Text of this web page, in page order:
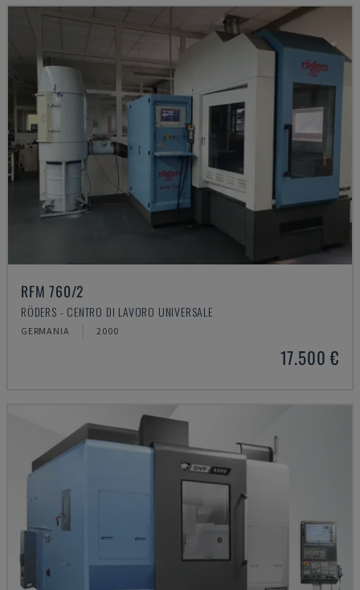
RFM 760/2
RÖDERS - CENTRO DI LAVORO UNIVERSALE
GERMANIA 2000
17.500 €